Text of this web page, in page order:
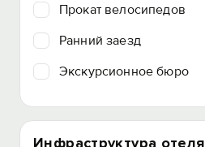
Прокат велосипедов
Ранний заезд
Экскурсионное бюро
Инфраструктура отеля